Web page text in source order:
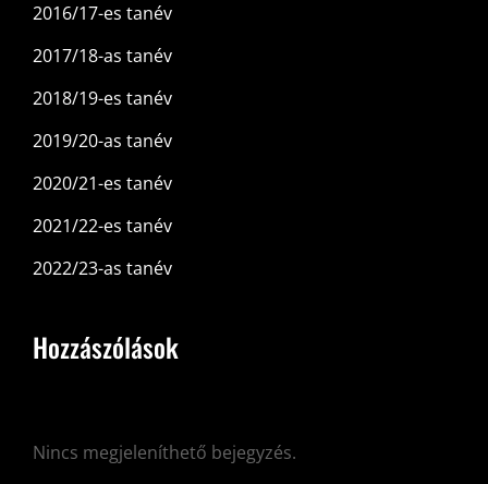
2016/17-es tanév
2017/18-as tanév
2018/19-es tanév
2019/20-as tanév
2020/21-es tanév
2021/22-es tanév
2022/23-as tanév
Hozzászólások
Nincs megjeleníthető bejegyzés.